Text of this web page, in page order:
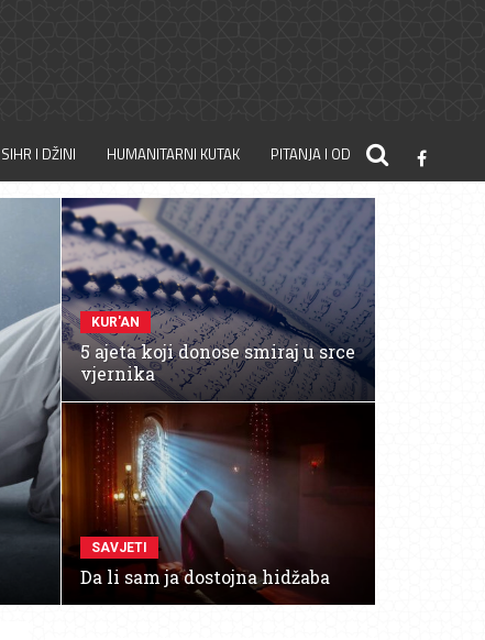
SIHR I DŽINI HUMANITARNI KUTAK PITANJA I ODGOVORI
KUR'AN
5 ajeta koji donose smiraj u srce
vjernika
SAVJETI
Da li sam ja dostojna hidžaba